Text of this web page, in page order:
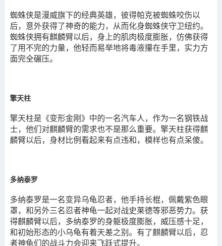
蜘蛛侠是漫威旗下的经典英雄，彼得帕克被蜘蛛咬伤以
后，意外获得了神奇的能力，从而化身蜘蛛侠守卫纽约。
蜘蛛侠拥有麒麟臂以后，身上的肌肉极度膨胀，仿佛获得
了用不完的力量，他轻而易举地将毒液攥在手里，实力方
面完全碾压。
擎天柱
擎天柱是《变形金刚》中的一名汽车人，作为一名钢铁战
士，他们对麒麟臂的需求也不是那么重要。擎天柱获得麒
麟臂以后，身材比例看起来有点违和，模样也有点呆傻。
多纳泰罗
多纳泰罗是一名变异乌龟忍者，他手持长棍，佩戴紫色眼
罩，和另外三名忍者神龟一起对战史莱德等邪恶势力。获
得麒麟臂以后，多纳泰罗的身躯极度膨胀，威压感十足，
和初始形态的小乌龟有着天差之别。有了麒麟臂以后，忍
者神龟们的战斗力会迎来飞跃式提升。